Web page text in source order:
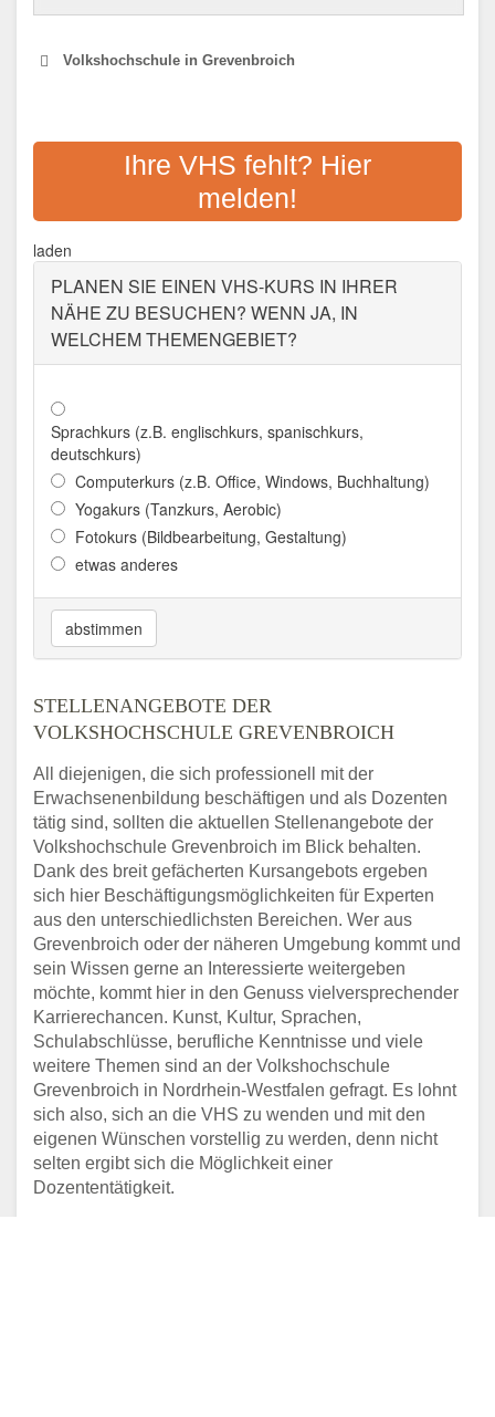
Volkshochschule in Grevenbroich
VOLKSHOCHSCHULE
GREVENBROICH
Waagehaus, Stadtparkinsel, 41515
Grevenbroich
Ihre VHS fehlt? Hier
melden!
laden
PLANEN SIE EINEN VHS-KURS IN IHRER
NÄHE ZU BESUCHEN? WENN JA, IN
WELCHEM THEMENGEBIET?
Sprachkurs (z.B. englischkurs, spanischkurs,
deutschkurs)
Computerkurs (z.B. Office, Windows, Buchhaltung)
Yogakurs (Tanzkurs, Aerobic)
Fotokurs (Bildbearbeitung, Gestaltung)
etwas anderes
abstimmen
STELLENANGEBOTE DER
VOLKSHOCHSCHULE GREVENBROICH
All diejenigen, die sich professionell mit der
Erwachsenenbildung beschäftigen und als Dozenten
tätig sind, sollten die aktuellen Stellenangebote der
Volkshochschule Grevenbroich im Blick behalten.
Dank des breit gefächerten Kursangebots ergeben
sich hier Beschäftigungsmöglichkeiten für Experten
aus den unterschiedlichsten Bereichen. Wer aus
Grevenbroich oder der näheren Umgebung kommt und
sein Wissen gerne an Interessierte weitergeben
möchte, kommt hier in den Genuss vielversprechender
Karrierechancen. Kunst, Kultur, Sprachen,
Schulabschlüsse, berufliche Kenntnisse und viele
weitere Themen sind an der Volkshochschule
Grevenbroich in Nordrhein-Westfalen gefragt. Es lohnt
sich also, sich an die VHS zu wenden und mit den
eigenen Wünschen vorstellig zu werden, denn nicht
selten ergibt sich die Möglichkeit einer
Dozententätigkeit.